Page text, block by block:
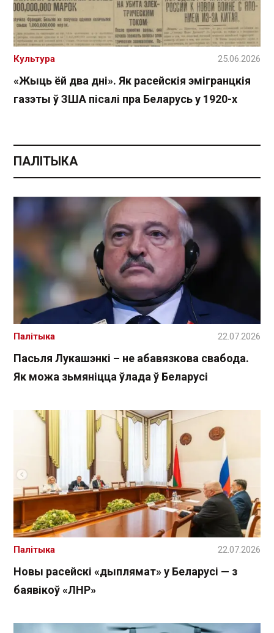
«Жыць ёй два дні». Як расейскія эмігранцкія
газэты ў ЗША пісалі пра Беларусь у 1920-х
Культура 25.06.2026
ПАЛІТЫКА
Пасьля Лукашэнкі – не абавязкова свабода.
Як можа зьмяніцца ўлада ў Беларусі
Палітыка 22.07.2026
Новы расейскі «дыплямат» у Беларусі — з
баявікоў «ЛНР»
Палітыка 22.07.2026